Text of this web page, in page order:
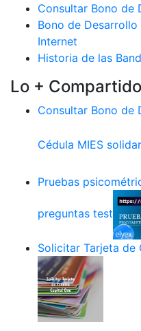
Consultar Bono de
Bono de
Internet
Historia de las
Lo + Compartido
Consultar Bono de
Cédula MIES
Pruebas
preguntas test
Solicitar Tarjeta de